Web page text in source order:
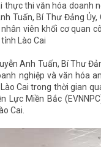
thi văn hóa doanh
Tuấn, Bí Thư Đảng
viên khối cơ quan
Lào Cai
Anh Tuấn, Bí Thư
nghiệp và văn hóa
Cai trong thời gian
Lực Miền Bắc
Cai.